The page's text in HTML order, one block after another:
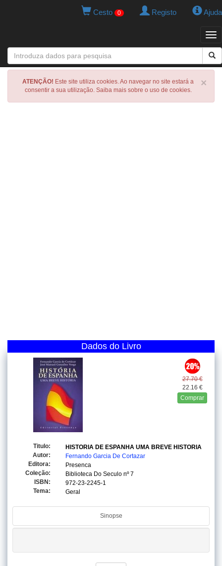
Cesto 0 Registo Ajuda
×
ATENÇÃO! Este site utiliza cookies. Ao navegar no site estará a
consentir a sua utilização. Saiba mais sobre o uso de cookies.
Dados do Livro
27.70 €
22.16 €
Comprar
Titulo:
HISTORIA DE ESPANHA UMA BREVE HISTORIA
Autor:
Fernando Garcia De Cortazar
Editora:
Presenca
Coleção:
Biblioteca Do Seculo nº 7
ISBN:
972-23-2245-1
Tema:
Geral
Sinopse